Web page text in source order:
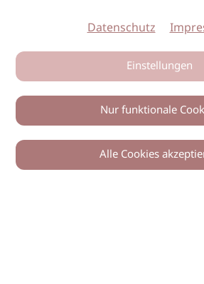
0
Datenschutz
Einstellungen
Nur funktionale
Alle Cookies